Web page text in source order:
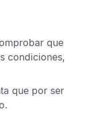
que
condiciones,
que por ser